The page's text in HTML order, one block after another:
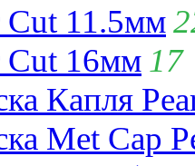
Cut 11.5мм
Cut 16мм 17
Капля
Met Cap